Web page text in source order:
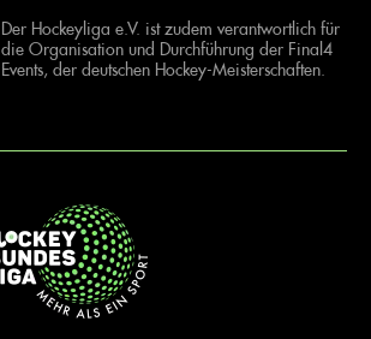
Der Hockeyliga e.V. ist zudem verantwortlich für
die Organisation und Durchführung der Final4
Events, der deutschen Hockey-Meisterschaften.